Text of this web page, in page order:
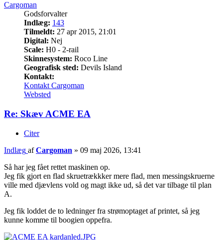
Cargoman
Godsforvalter
Indlæg: 143
Tilmeldt: 27 apr 2015, 21:01
Digital: Nej
Scale: H0 - 2-rail
Skinnesystem: Roco Line
Geografisk sted: Devils Island
Kontakt:
Kontakt Cargoman
Websted
Re: Skæv ACME EA
Citer
Indlæg afCargoman » 09 maj 2026, 13:41
Så har jeg fået rettet maskinen op.
Jeg fik gjort en flad skruetrækkker mere flad, men messingskruerne
ville med djævlens vold og magt ikke ud, så det var tilbage til plan
A.
Jeg fik loddet de to ledninger fra strømoptaget af printet, så jeg
kunne komme til boogien oppefra.